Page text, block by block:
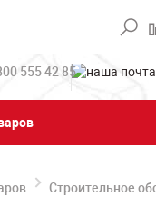
555 42 85
Строительное